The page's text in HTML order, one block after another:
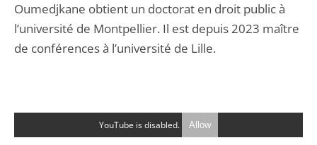
Oumedjkane obtient un doctorat en droit public à
l’université de Montpellier. Il est depuis 2023 maître
de conférences à l’université de Lille.
YouTube is disabled. Allow